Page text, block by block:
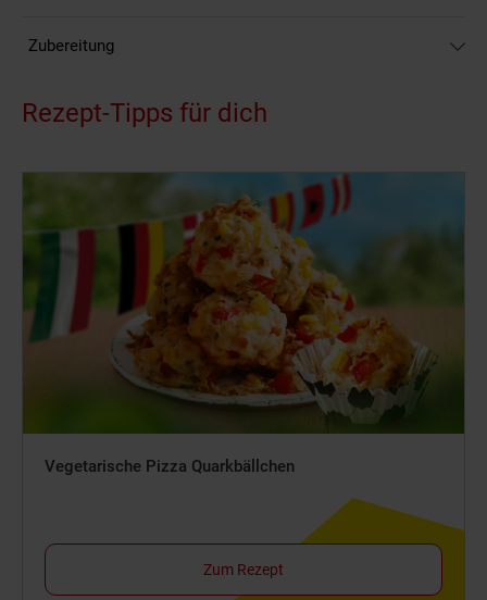
Zubereitung
Rezept-Tipps für dich
Vegetarische Pizza Quarkbällchen
Zum Rezept